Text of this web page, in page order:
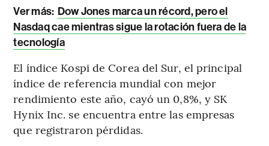
Ver más: Dow Jones marca un récord, pero el
Nasdaq cae mientras sigue la rotación fuera de la
tecnología
El índice Kospi de Corea del Sur, el principal
índice de referencia mundial con mejor
rendimiento este año, cayó un 0,8%, y SK
Hynix Inc. se encuentra entre las empresas
que registraron pérdidas.